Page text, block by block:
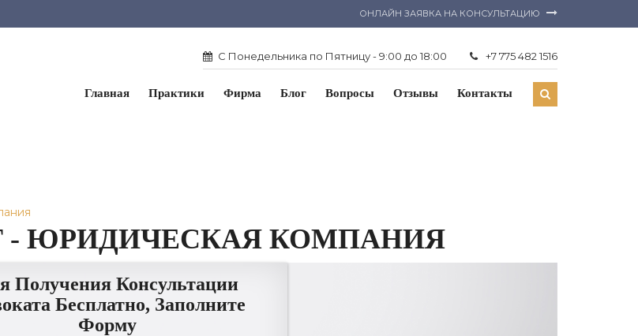
ОНЛАЙН ЗАЯВКА НА КОНСУЛЬТАЦИЮ
С Понедельника по Пятницу - 9:00 до 18:00 +7 775 482 1516
Главная Практики Фирма Блог Вопросы Отзывы Контакты
ЮРИДИЧЕСКАЯ КОМПАНИЯ
Получения Консультации
Бесплатно, Заполните
Форму